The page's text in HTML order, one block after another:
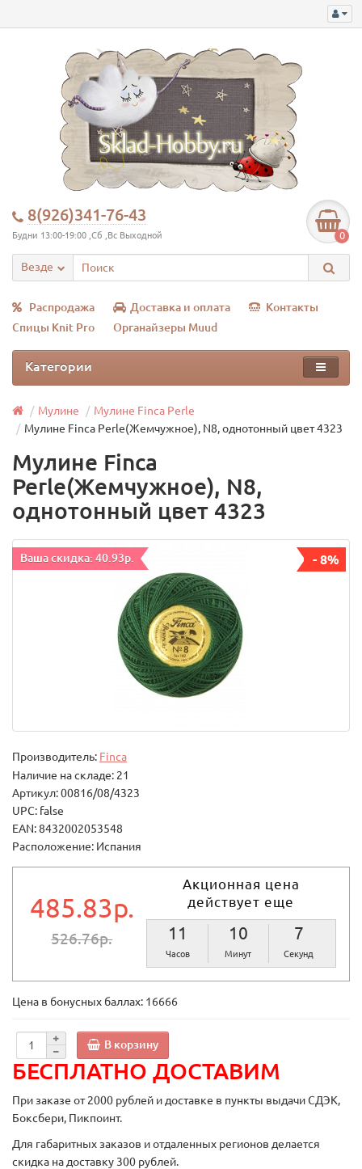
8(926)341-76-43
Будни 13:00-19:00 ,Сб ,Вс Выходной 0
Везде
Распродажа Доставка и оплата
Контакты
Спицы Knit Pro
Органайзеры Muud
Категории
Мулине
Мулине Finca Perle
Мулине Finca Perle(Жемчужное), N8, однотонный цвет 4323
Мулине Finca
Perle(Жемчужное), N8,
однотонный цвет 4323
Ваша скидка: 40.93р. - 8%
Производитель: Finca
Наличие на складе: 21
Артикул: 00816/08/4323
UPC: false
EAN: 8432002053548
Расположение: Испания
485.83р.
526.76р.
Акционная цена
действует еще
11
Часов
10
Минут
7
Секунд
Цена в бонусных баллах: 16666
В корзину
БЕСПЛАТНО ДОСТАВИМ
При заказе от 2000 рублей и доставке в пункты выдачи СДЭК,
Боксбери, Пикпоинт.
Для габаритных заказов и отдаленных регионов делается
скидка на доставку 300 рублей.